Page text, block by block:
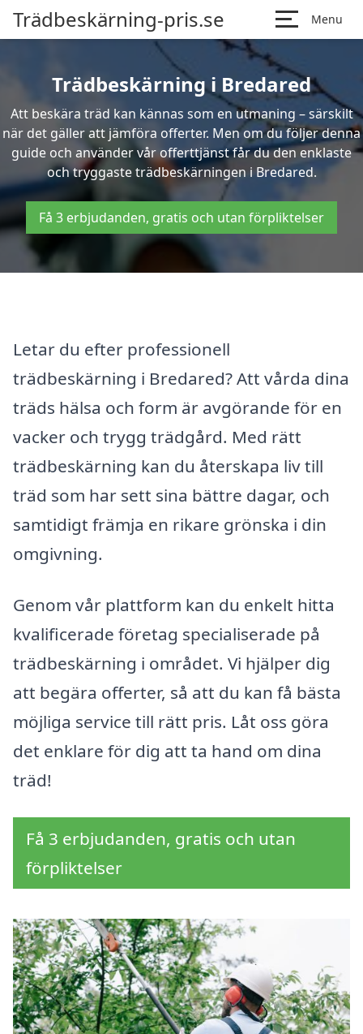
Trädbeskärning-pris.se Menu
Trädbeskärning i Bredared
Att beskära träd kan kännas som en utmaning – särskilt
när det gäller att jämföra offerter. Men om du följer denna
guide och använder vår offerttjänst får du den enklaste
och tryggaste trädbeskärningen i Bredared.
Få 3 erbjudanden, gratis och utan förpliktelser
Letar du efter professionell
trädbeskärning i Bredared? Att vårda dina
träds hälsa och form är avgörande för en
vacker och trygg trädgård. Med rätt
trädbeskärning kan du återskapa liv till
träd som har sett sina bättre dagar, och
samtidigt främja en rikare grönska i din
omgivning.
Genom vår plattform kan du enkelt hitta
kvalificerade företag specialiserade på
trädbeskärning i området. Vi hjälper dig
att begära offerter, så att du kan få bästa
möjliga service till rätt pris. Låt oss göra
det enklare för dig att ta hand om dina
träd!
Få 3 erbjudanden, gratis och utan
förpliktelser